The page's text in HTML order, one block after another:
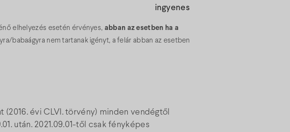
ingyenes
elhelyezés esetén érvényes, abban az esetben ha a
babaágyra nem tartanak igényt, a felár abban az esetben
(2016. évi CLVI. törvény) minden vendégtől
után. 2021.09.01-től csak fényképes